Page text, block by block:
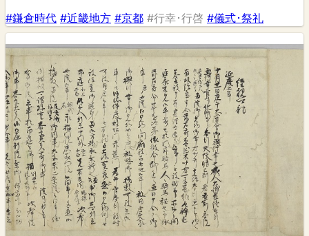
#鎌倉時代 #近畿地方 #京都 #行幸･行啓 #儀式･祭礼